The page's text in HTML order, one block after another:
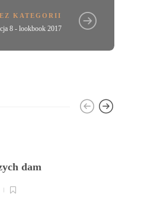
KATEGORII
8 - lookbook 2017
dam